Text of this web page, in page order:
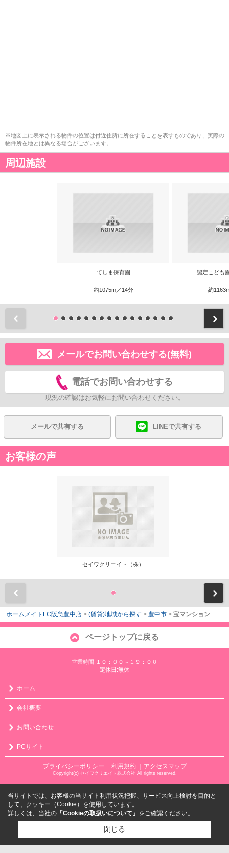
※地図上に表示される物件の位置は付近住所に所在することを表すものであり、実際の
物件所在地とは異なる場合がございます。
周辺施設
てしま保育園
約1075m／14分
認定こども
約
メールでお問い合わせする(無料)
電話でお問い合わせする
現況の確認はお気軽にお問い合わせください。
メールで共有する LINEで共有する
お客様の声
セイワクリエイト（株）
ホームメイトFC阪急豊中店 > (賃貸)地域から探す > 豊中市 > 宝マンション
ページトップに戻る
営業時間:１０：００～１９：００
定休日:無休
ホーム
会社概要
お問い合わせ
PCサイト
プライバシーポリシー 利用規約 ｜アクセスマップ
Copyright(c) セイワクリエイト株式会社 All rights reserved.
当サイトでは、お客様の当サイト利用状況把握、サービス向上検討を目的と
して、クッキー（Cookie）を使用しています。
詳しくは、当社の 「Cookieの取扱いについて」 をご確認ください。
閉じる